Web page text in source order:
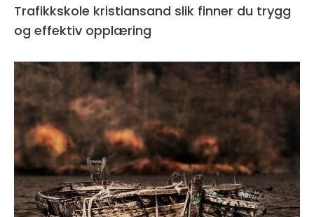
Trafikkskole kristiansand slik finner du trygg
og effektiv opplæring